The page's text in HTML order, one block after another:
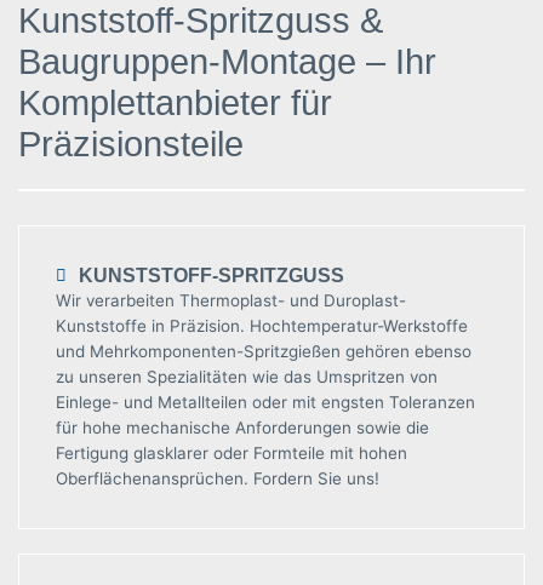
Kunststoff-Spritzguss &
Baugruppen-Montage – Ihr
Komplettanbieter für
Präzisionsteile
KUNSTSTOFF-SPRITZGUSS
Wir verarbeiten Thermoplast- und Duroplast-
Kunststoffe in Präzision. Hochtemperatur-Werkstoffe
und Mehrkomponenten-Spritzgießen gehören ebenso
zu unseren Spezialitäten wie das Umspritzen von
Einlege- und Metallteilen oder mit engsten Toleranzen
für hohe mechanische Anforderungen sowie die
Fertigung glasklarer oder Formteile mit hohen
Oberflächenansprüchen. Fordern Sie uns!